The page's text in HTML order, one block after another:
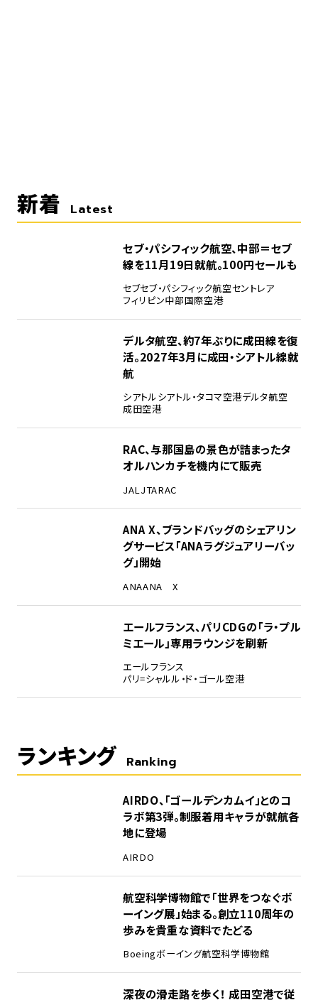
新着 Latest
セブ・パシフィック航空、中部＝セブ
線を11月19日就航。100円セールも
セブセブ・パシフィック航空セントレア
フィリピン中部国際空港
デルタ航空、約7年ぶりに成田線を復
活。2027年3月に成田・シアトル線就
航
シアトルシアトル・タコマ空港デルタ航空
成田空港
RAC、与那国島の景色が詰まったタ
オルハンカチを機内にて販売
JAL JTARAC
ANA X、ブランドバッグのシェアリン
グサービス「ANAラグジュアリーバッ
グ」開始
ANAANA X
エールフランス、パリCDGの「ラ・プル
ミエール」専用ラウンジを刷新
エールフランス
パリ=シャルル・ド・ゴール空港
ランキング Ranking
AIRDO、「ゴールデンカムイ」とのコ
ラボ第3弾。制服着用キャラが就航各
地に登場
AIRDO
航空科学博物館で「世界をつなぐボ
ーイング展」始まる。創立110周年の
歩みを貴重な資料でたどる
Boeingボーイング航空科学博物館
深夜の滑走路を歩く！ 成田空港で従